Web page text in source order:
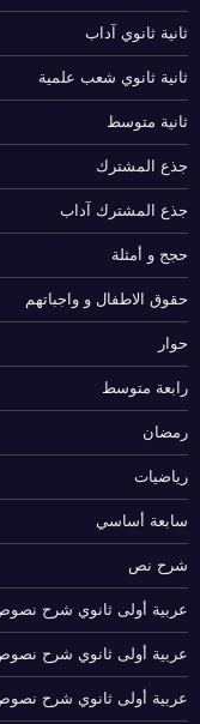
ثانية ثانوي آداب
ثانية ثانوي شعب علمية
ثانية متوسط
جذع المشترك
جذع المشترك آداب
حجج و أمثلة
حقوق الاطفال و واجباتهم
حوار
رابعة متوسط
رمضان
رياضيات
سابعة أساسي
شرح نص
عربية أولى ثانوي شرح
عربية أولى ثانوي شرح
عربية أولى ثانوي شرح